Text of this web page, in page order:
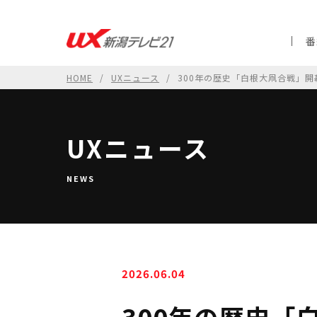
HOME UXニュース 300年の歴史「白根大凧合戦」
UXニュース
NEWS
2026.06.04